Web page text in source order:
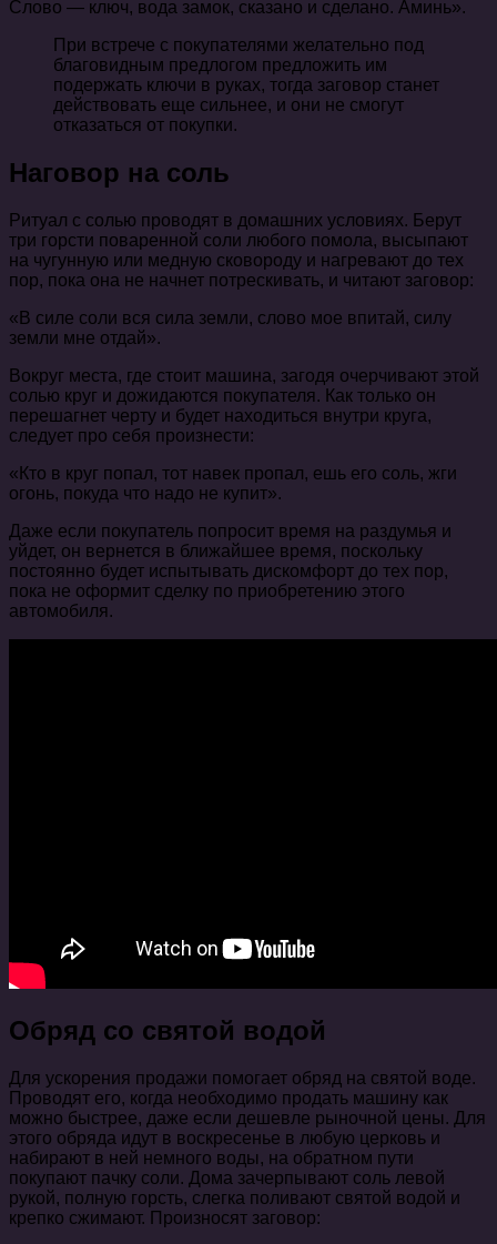
Слово — ключ, вода замок, сказано и сделано. Аминь».
При встрече с покупателями желательно под
благовидным предлогом предложить им
подержать ключи в руках, тогда заговор станет
действовать еще сильнее, и они не смогут
отказаться от покупки.
Наговор на соль
Ритуал с солью проводят в домашних условиях. Берут
три горсти поваренной соли любого помола, высыпают
на чугунную или медную сковороду и нагревают до тех
пор, пока она не начнет потрескивать, и читают заговор:
«В силе соли вся сила земли, слово мое впитай, силу
земли мне отдай».
Вокруг места, где стоит машина, загодя очерчивают этой
солью круг и дожидаются покупателя. Как только он
перешагнет черту и будет находиться внутри круга,
следует про себя произнести:
«Кто в круг попал, тот навек пропал, ешь его соль, жги
огонь, покуда что надо не купит».
Даже если покупатель попросит время на раздумья и
уйдет, он вернется в ближайшее время, поскольку
постоянно будет испытывать дискомфорт до тех пор,
пока не оформит сделку по приобретению этого
автомобиля.
Обряд со святой водой
Для ускорения продажи помогает обряд на святой воде.
Проводят его, когда необходимо продать машину как
можно быстрее, даже если дешевле рыночной цены. Для
этого обряда идут в воскресенье в любую церковь и
набирают в ней немного воды, на обратном пути
покупают пачку соли. Дома зачерпывают соль левой
рукой, полную горсть, слегка поливают святой водой и
крепко сжимают. Произносят заговор: